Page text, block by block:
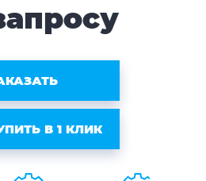
В 1 КЛИК